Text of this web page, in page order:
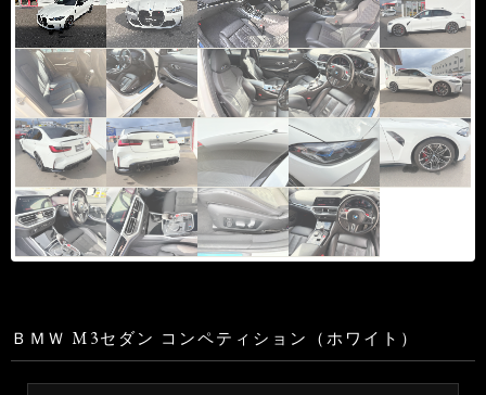
ＢＭＷ M3セダン コンペティション（ホワイト）